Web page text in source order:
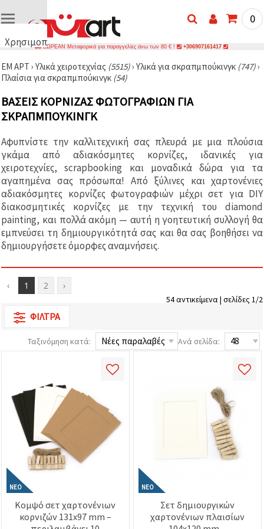
Χρησιμοποιούμε
🍪
Χρησιμοποιούμε
παρόμοιες
τεχνολογίες
για να
τη σωστή
λειτουργία
του
ιστότοπου,
να
βελτιώσουμε
την
εμπειρία
σας και, με
τη
συγκατάθεσή
σας, να
αναλύουμε
επισκεψιμότητα
και να
προβάλλουμε
και
διαφημίσεις,
άλλων με
τη βοήθεια
αναλύσεις
και
μάρκετινγκ.
Μπορείτε
συμφωνήσετε
χρησιμοποιήσετε
όλα τα
cookies
κάνοντας
κλικ στον
ιστότοπο!
0
ΔΩΡΕΑΝ Μεταφορικά για παραγγελίες άνω των 80 € ! +306907161417
ΕΜ ΑΡΤ › Υλικά χειροτεχνίας (5515)› Υλικά για σκραπμπούκινγκ (747)›
Πλαίσια για σκραπμπούκινγκ (54)
ΒΆΣΕΙΣ ΚΟΡΝΊΖΑΣ ΦΩΤΟΓΡΑΦΙΏΝ ΓΙΑ
ΣΚΡΑΠΜΠΟΎΚΙΝΓΚ
Αφυπνίστε την καλλιτεχνική σας πλευρά με μια πλούσια
γκάμα από αδιακόσμητες κορνίζες, ιδανικές για
χειροτεχνίες, scrapbooking και μοναδικά δώρα για τα
αγαπημένα σας πρόσωπα! Από ξύλινες και χαρτονένιες
αδιακόσμητες κορνίζες φωτογραφιών μέχρι σετ για DIY
διακοσμητικές κορνίζες με την τεχνική του diamond
painting, και πολλά ακόμη — αυτή η γοητευτική συλλογή θα
εμπνεύσει τη δημιουργικότητά σας και θα σας βοηθήσει να
δημιουργήσετε όμορφες αναμνήσεις.
‹ 1 2 ›
54 αντικείμενα | σελίδες 1/2
ΦΊΛΤΡΑ
Ταξινόμηση κατά: Ανά σελίδα:
ΝΈΟ
Κομψό σετ χαρτονένιων
κορνιζών 131x97 mm –
ΝΈΟ
Σετ δημιουργικών
χαρτονένιων πλαισίων